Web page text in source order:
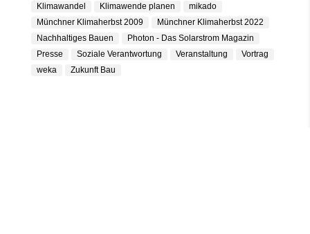
Klimawandel
Klimawende planen
mikado
Münchner Klimaherbst 2009
Münchner Klimaherbst 2022
Nachhaltiges Bauen
Photon - Das Solarstrom Magazin
Presse
Soziale Verantwortung Veranstaltung
Vortrag
weka
Zukunft Bau